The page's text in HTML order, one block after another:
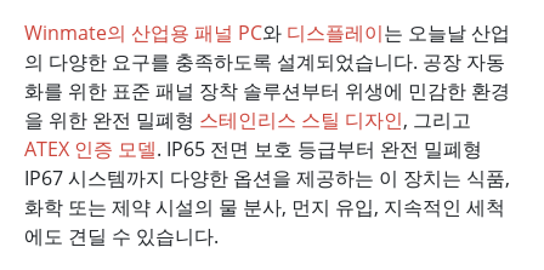
Winmate의 산업용 패널 PC와 디스플레이는 오늘날 산업
의 다양한 요구를 충족하도록 설계되었습니다. 공장 자동
화를 위한 표준 패널 장착 솔루션부터 위생에 민감한 환경
을 위한 완전 밀폐형 스테인리스 스틸 디자인, 그리고
ATEX 인증 모델. IP65 전면 보호 등급부터 완전 밀폐형
IP67 시스템까지 다양한 옵션을 제공하는 이 장치는 식품,
화학 또는 제약 시설의 물 분사, 먼지 유입, 지속적인 세척
에도 견딜 수 있습니다.